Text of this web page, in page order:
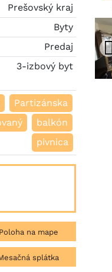
Prešovský kraj
Byty
Predaj
3-izbový byt
Partizánska
balkón
pivnica
Poloha na mape
splátka